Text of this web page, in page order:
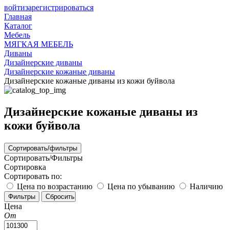
войтизарегистрироваться
Главная
Каталог
Мебель
МЯГКАЯ МЕБЕЛЬ
Диваны
Дизайнерские диваны
Дизайнерские кожаные диваны
Дизайнерские кожаные диваны из кожи буйвола
Дизайнерские кожаные диваны из
кожи буйвола
Сортировать/фильтры
Сортировать/Фильтры
Сортировка
Сортировать по:
Цена по возрастанию
Цена по убыванию Наличию
Цена
От